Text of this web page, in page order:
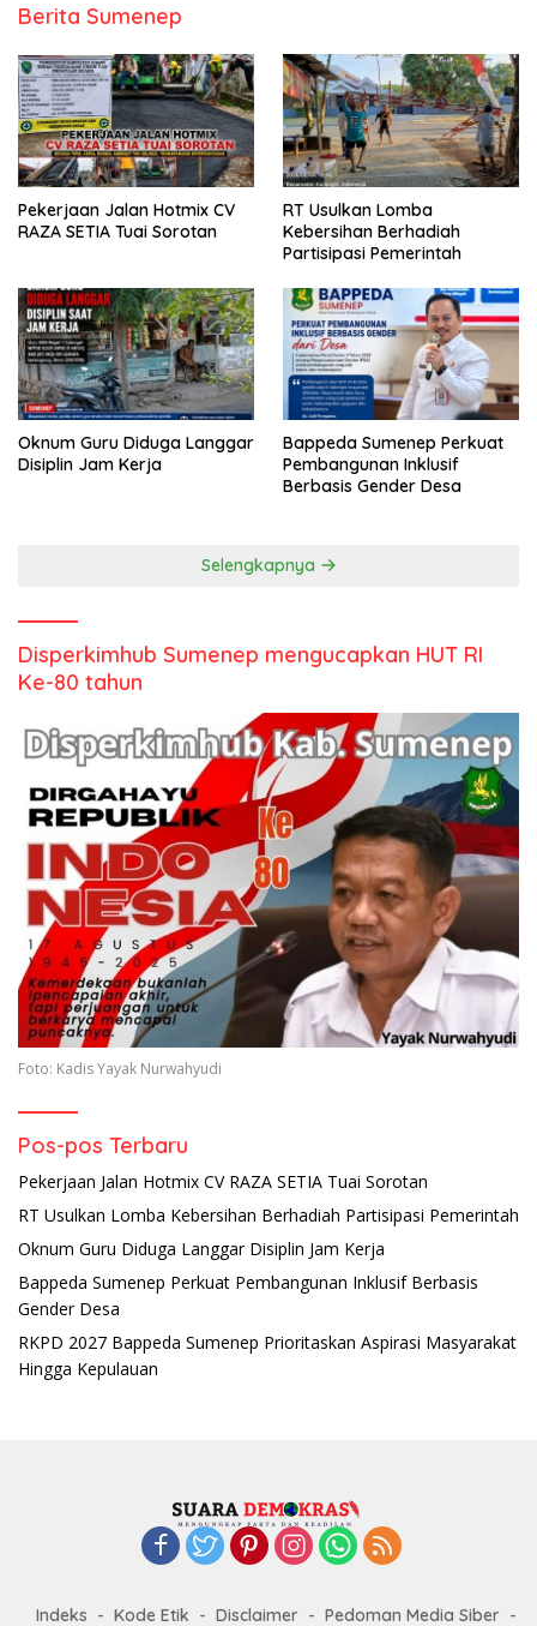
Berita Sumenep
Pekerjaan Jalan Hotmix CV
RAZA SETIA Tuai Sorotan
RT Usulkan Lomba
Kebersihan Berhadiah
Partisipasi Pemerintah
Oknum Guru Diduga Langgar
Disiplin Jam Kerja
Bappeda Sumenep Perkuat
Pembangunan Inklusif
Berbasis Gender Desa
Selengkapnya
Disperkimhub Sumenep mengucapkan HUT RI
Ke-80 tahun
Foto: Kadis Yayak Nurwahyudi
Pos-pos Terbaru
Pekerjaan Jalan Hotmix CV RAZA SETIA Tuai Sorotan
RT Usulkan Lomba Kebersihan Berhadiah Partisipasi Pemerintah
Oknum Guru Diduga Langgar Disiplin Jam Kerja
Bappeda Sumenep Perkuat Pembangunan Inklusif Berbasis
Gender Desa
RKPD 2027 Bappeda Sumenep Prioritaskan Aspirasi Masyarakat
Hingga Kepulauan
Indeks Kode Etik Disclaimer Pedoman Media Siber